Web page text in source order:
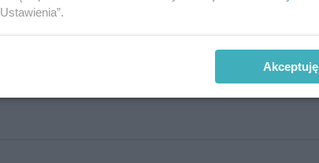
wnios…
dodano 7-10-2022
Akceptuję